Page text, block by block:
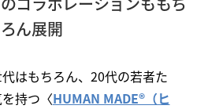
ろん展開
はもちろん、20代の若者た
持つ〈HUMAN MADE®（ヒ